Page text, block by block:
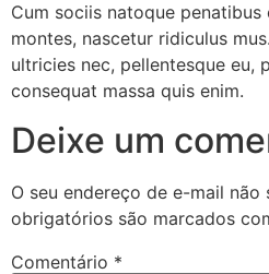
Cum sociis natoque
montes, nascetur ridiculus
ultricies nec, pellentesque eu,
consequat massa quis enim.
Deixe um
O seu endereço de e-mail não
obrigatórios são marcados
Comentário *